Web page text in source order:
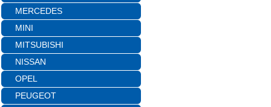
MERCEDES
MINI
MITSUBISHI
NISSAN
OPEL
PEUGEOT